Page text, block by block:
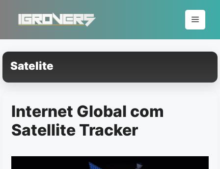
conteúdo
Menu
Satelite
Internet Global com
Satellite Tracker